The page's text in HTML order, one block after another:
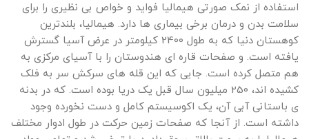
استفاده از نمک صورتی هیمالیا فواید و خواص بی نظیری را برای
سلامت بدن و درمان برخی بیماری ها دارد. هیمالیا، بلندترین
کوهستان دنیا که به طول 2400 کیلومتر در عرض آسیا گسترش
یافته است. و صفحات قاره ای هندوستان را با آسیای مرکزی به
هم متصل کرده است. جایی که این قله های سرکش سر به فلک
کشیده اند، 250 میلیون سال قبل یک دریا بوده است. که در بدنه
ی باستانی آبی آن، یک اکوسیستم کامل و دست نخورده وجود
داشته است. از آنجا که صفحات زمین حرکت در طول ادوار مختلف